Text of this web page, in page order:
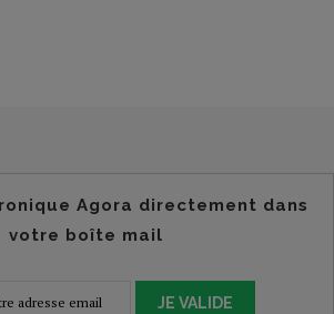
Agora directement dans
votre boîte mail
JE VALIDE